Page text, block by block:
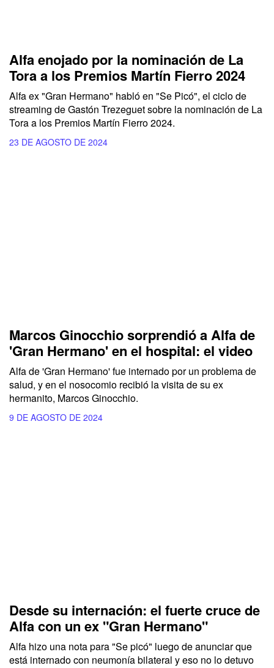
Alfa enojado por la nominación de La
Tora a los Premios Martín Fierro 2024
Alfa ex "Gran Hermano" habló en "Se Picó", el ciclo de
streaming de Gastón Trezeguet sobre la nominación de La
Tora a los Premios Martín Fierro 2024.
23 DE AGOSTO DE 2024
Marcos Ginocchio sorprendió a Alfa de
'Gran Hermano' en el hospital: el video
Alfade'Gran Hermano'fue internado por un problema de
salud, y en el nosocomio recibió la visita de su ex
hermanito, Marcos Ginocchio.
9 DE AGOSTO DE 2024
Desde su internación: el fuerte cruce de
Alfa con un ex "Gran Hermano"
Alfa hizo una nota para "Se picó" luego de anunciar que
está internado con neumonía bilateral y eso no lo detuvo